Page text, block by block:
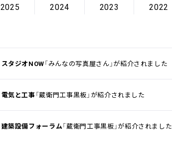
2025 2024 2023 2022
スタジオNOW「みんなの写真屋さん」が紹介されました
電気と工事「蔵衛門工事黒板」が紹介されました
建築設備フォーラム「蔵衛門工事黒板」が紹介されました